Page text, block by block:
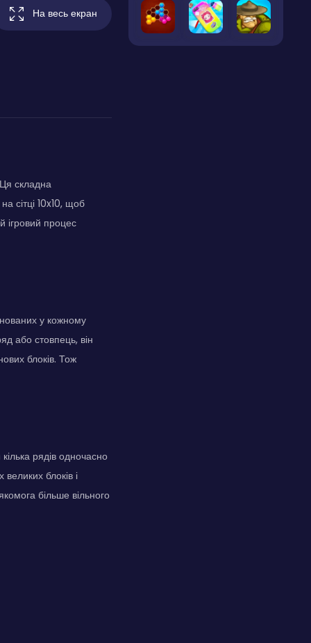
На весь екран
складна
сітці 10x10, щоб
ігровий процес
у кожному
або стовпець, він
блоків. Тож
рядів одночасно
блоків і
більше вільного